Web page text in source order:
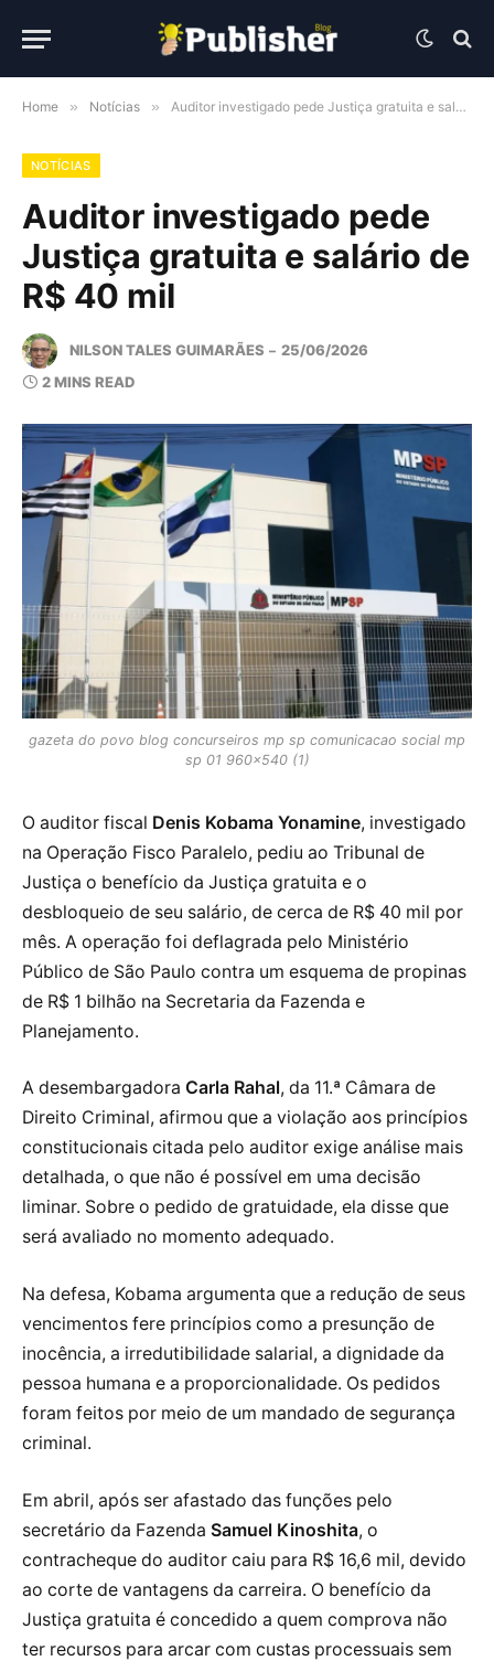
Home » Notícias » Auditor investigado pede Justiça gratuita e salário de R$ 40 mil
NOTÍCIAS
Auditor investigado pede
Justiça gratuita e salário de
R$ 40 mil
NILSON TALES GUIMARÃES
25/06/2026
2 MINS READ
gazeta do povo blog concurseiros mp sp comunicacao social mp
sp 01 960x540 (1)
O auditor fiscal Denis Kobama Yonamine, investigado
na Operação Fisco Paralelo, pediu ao Tribunal de
Justiça o benefício da Justiça gratuita e o
desbloqueio de seu salário, de cerca de R$ 40 mil por
mês. A operação foi deflagrada pelo Ministério
Público de São Paulo contra um esquema de propinas
de R$ 1 bilhão na Secretaria da Fazenda e
Planejamento.
A desembargadora Carla Rahal, da 11.ª Câmara de
Direito Criminal, afirmou que a violação aos princípios
constitucionais citada pelo auditor exige análise mais
detalhada, o que não é possível em uma decisão
liminar. Sobre o pedido de gratuidade, ela disse que
será avaliado no momento adequado.
Na defesa, Kobama argumenta que a redução de seus
vencimentos fere princípios como a presunção de
inocência, a irredutibilidade salarial, a dignidade da
pessoa humana e a proporcionalidade. Os pedidos
foram feitos por meio de um mandado de segurança
criminal.
Em abril, após ser afastado das funções pelo
secretário da Fazenda Samuel Kinoshita, o
contracheque do auditor caiu para R$ 16,6 mil, devido
ao corte de vantagens da carreira. O benefício da
Justiça gratuita é concedido a quem comprova não
ter recursos para arcar com custas processuais sem